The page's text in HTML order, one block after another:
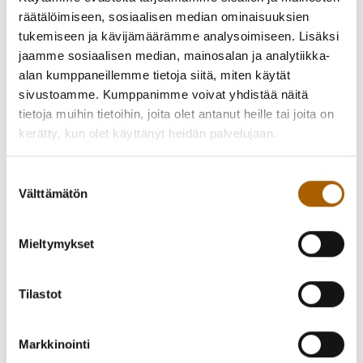
räätälöimiseen, sosiaalisen median ominaisuuksien
tukemiseen ja kävijämäärämme analysoimiseen. Lisäksi
jaamme sosiaalisen median, mainosalan ja analytiikka-
alan kumppaneillemme tietoja siitä, miten käytät
sivustoamme. Kumppanimme voivat yhdistää näitä
tietoja muihin tietoihin, joita olet antanut heille tai joita on
kerätty, kun olet käyttänyt heidän palvelujaan.
valinta
Välttämätön
Mieltymykset
Tilastot
Markkinointi
Energia-avustukset
Olemme koonneet asumisen korjaus- ja energia-avustukset
kootusti asumisen sivustolle, katso tästämillaisia
avustuksia sinulla on mahdollisuus saadaasumisen
kustannusten ja hiilijalanjäljen pienentämiseen.
Tyrnävän resurssiviisas
Kokosimme helmikuussa palautetta luonnoksesta Tyrnävän
kunnan resurssiviisauden tiekartaksi työpajoissa kootun
materiaalin avoimille kommenteille Padlet-verkkoalustalla.
Resurssiviisaudella tarkoitetaan erilaisten resurssien
(luonnonvarat, raaka-aineet, energia, tuotteet ja palvelut,